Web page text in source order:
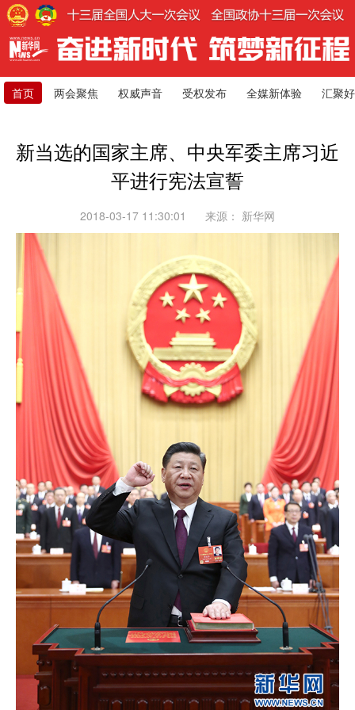
首页 两会聚焦 权威声音 受权发布 全媒新体验 汇聚
新当选的国家主席、中央军委主席习近
平进行宪法宣誓
2018-03-17 11:30:01 来源： 新华网